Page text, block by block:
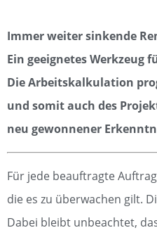
Immer weiter sinkende
Ein geeignetes Werkzeug
Die Arbeitskalkulation
und somit auch des
neu gewonnener
Für jede beauftragte
die es zu überwachen gilt.
Dabei bleibt unbeachtet,